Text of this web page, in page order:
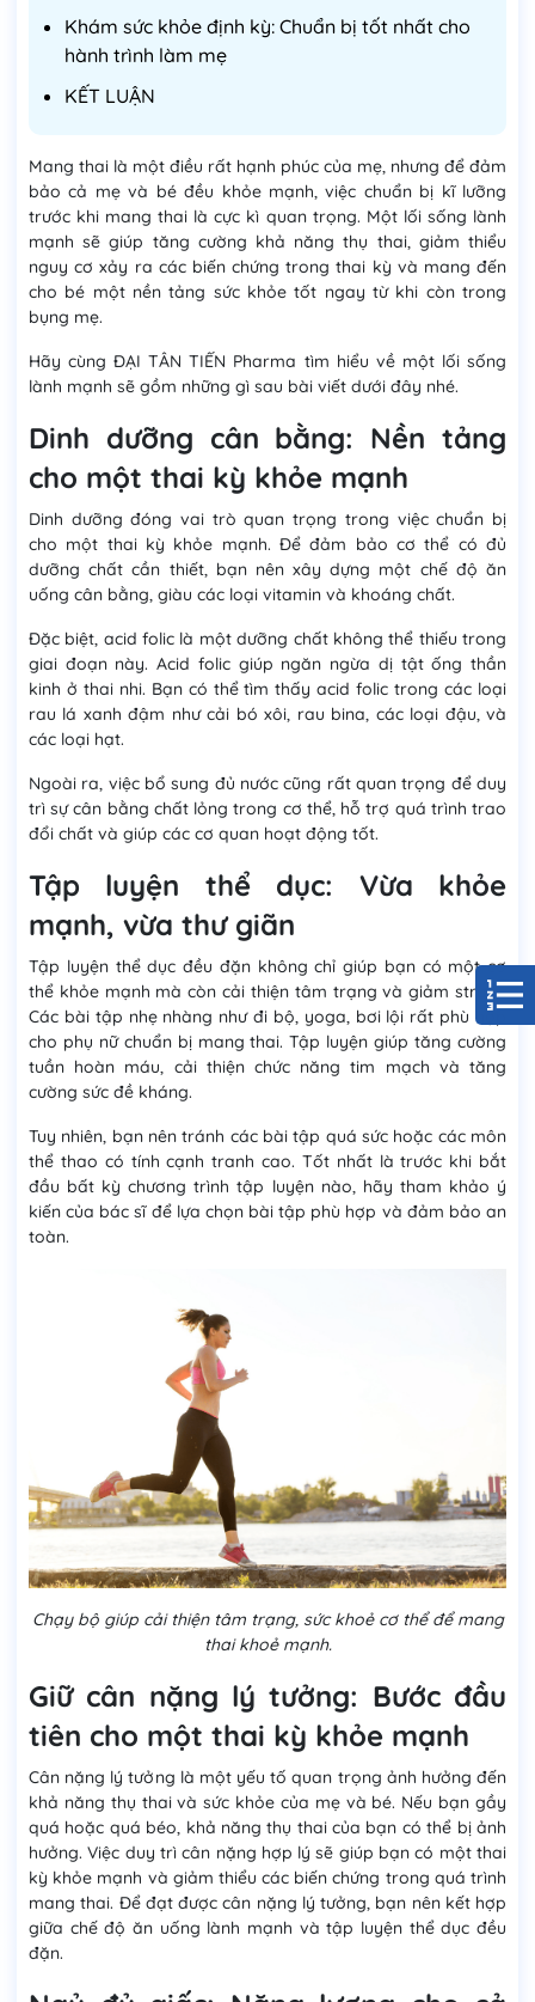
Khám sức khỏe định kỳ: Chuẩn bị tốt nhất cho
hành trình làm mẹ
KẾT LUẬN
Mang thai là một điều rất hạnh phúc của mẹ, nhưng để đảm
bảo cả mẹ và bé đều khỏe mạnh, việc chuẩn bị kĩ lưỡng
trước khi mang thai là cực kì quan trọng. Một lối sống lành
mạnh sẽ giúp tăng cường khả năng thụ thai, giảm thiểu
nguy cơ xảy ra các biến chứng trong thai kỳ và mang đến
cho bé một nền tảng sức khỏe tốt ngay từ khi còn trong
bụng mẹ.
Hãy cùng ĐẠI TÂN TIẾN Pharma tìm hiểu về một lối sống
lành mạnh sẽ gồm những gì sau bài viết dưới đây nhé.
Dinh dưỡng cân bằng: Nền tảng
cho một thai kỳ khỏe mạnh
Dinh dưỡng đóng vai trò quan trọng trong việc chuẩn bị
cho một thai kỳ khỏe mạnh. Để đảm bảo cơ thể có đủ
dưỡng chất cần thiết, bạn nên xây dựng một chế độ ăn
uống cân bằng, giàu các loại vitamin và khoáng chất.
Đặc biệt, acid folic là một dưỡng chất không thể thiếu trong
giai đoạn này. Acid folic giúp ngăn ngừa dị tật ống thần
kinh ở thai nhi. Bạn có thể tìm thấy acid folic trong các loại
rau lá xanh đậm như cải bó xôi, rau bina, các loại đậu, và
các loại hạt.
Ngoài ra, việc bổ sung đủ nước cũng rất quan trọng để duy
trì sự cân bằng chất lỏng trong cơ thể, hỗ trợ quá trình trao
đổi chất và giúp các cơ quan hoạt động tốt.
Tập luyện thể dục: Vừa khỏe
mạnh, vừa thư giãn
Tập luyện thể dục đều đặn không chỉ giúp bạn có một cơ
thể khỏe mạnh mà còn cải thiện tâm trạng và giảm stress.
Các bài tập nhẹ nhàng như đi bộ, yoga, bơi lội rất phù hợp
cho phụ nữ chuẩn bị mang thai. Tập luyện giúp tăng cường
tuần hoàn máu, cải thiện chức năng tim mạch và tăng
cường sức đề kháng.
Tuy nhiên, bạn nên tránh các bài tập quá sức hoặc các môn
thể thao có tính cạnh tranh cao. Tốt nhất là trước khi bắt
đầu bất kỳ chương trình tập luyện nào, hãy tham khảo ý
kiến của bác sĩ để lựa chọn bài tập phù hợp và đảm bảo an
toàn.
Chạy bộ giúp cải thiện tâm trạng, sức khoẻ cơ thể để mang
thai khoẻ mạnh.
Giữ cân nặng lý tưởng: Bước đầu
tiên cho một thai kỳ khỏe mạnh
Cân nặng lý tưởng là một yếu tố quan trọng ảnh hưởng đến
khả năng thụ thai và sức khỏe của mẹ và bé. Nếu bạn gầy
quá hoặc quá béo, khả năng thụ thai của bạn có thể bị ảnh
hưởng. Việc duy trì cân nặng hợp lý sẽ giúp bạn có một thai
kỳ khỏe mạnh và giảm thiểu các biến chứng trong quá trình
mang thai. Để đạt được cân nặng lý tưởng, bạn nên kết hợp
giữa chế độ ăn uống lành mạnh và tập luyện thể dục đều
đặn.